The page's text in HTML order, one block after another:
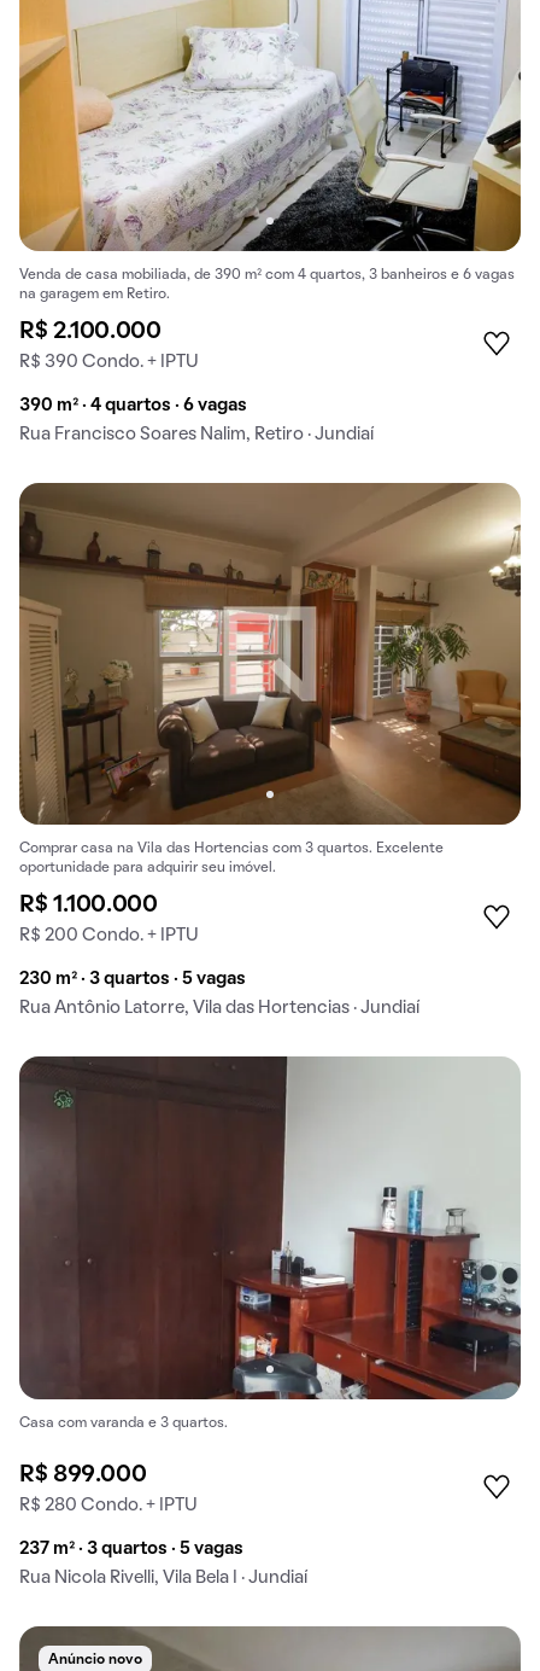
Venda de casa mobiliada, de 390 m² com 4 quartos, 3 banheiros e 6 vagas
na garagem em Retiro.
R$ 2.100.000
R$ 390 Condo. + IPTU
390 m² · 4 quartos · 6 vagas
Rua Francisco Soares Nalim, Retiro · Jundiaí
Comprar casa na Vila das Hortencias com 3 quartos. Excelente
oportunidade para adquirir seu imóvel.
R$ 1.100.000
R$ 200 Condo. + IPTU
230 m² · 3 quartos · 5 vagas
Rua Antônio Latorre, Vila das Hortencias · Jundiaí
Casa com varanda e 3 quartos.
R$ 899.000
R$ 280 Condo. + IPTU
237 m² · 3 quartos · 5 vagas
Rua Nicola Rivelli, Vila Bela I · Jundiaí
Anúncio novo